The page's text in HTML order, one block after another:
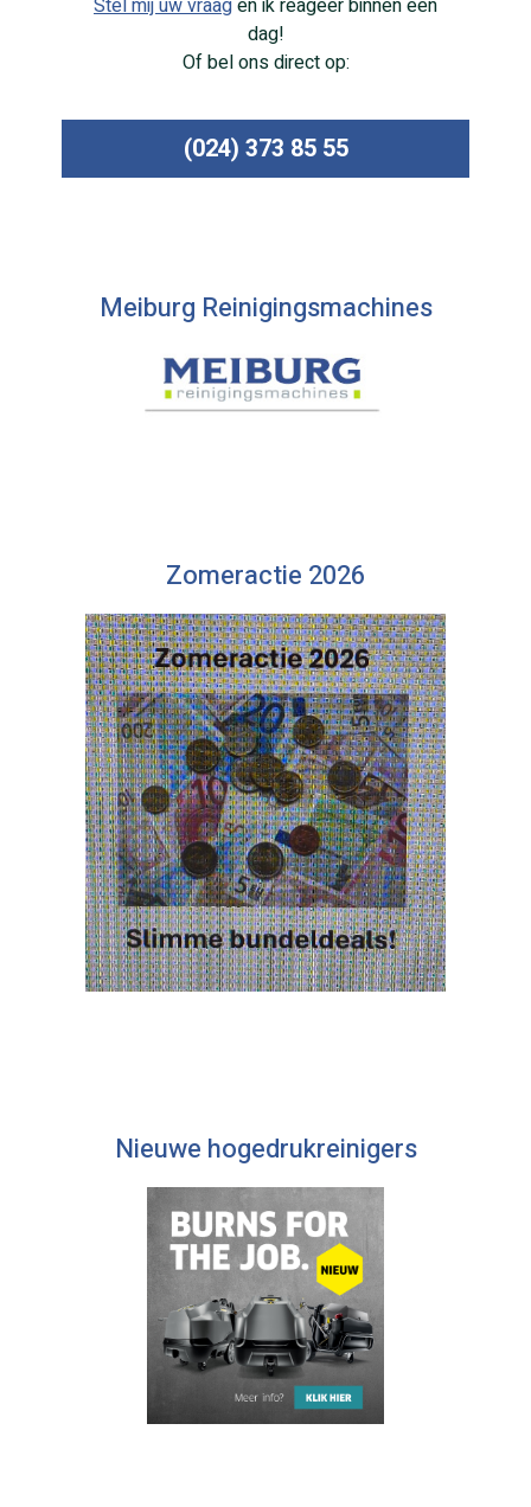
Stel mij uw vraagen ik reageer binnen een
dag!
Of bel ons direct op:
(024) 373 85 55
Meiburg Reinigingsmachines
Zomeractie 2026
Nieuwe hogedrukreinigers